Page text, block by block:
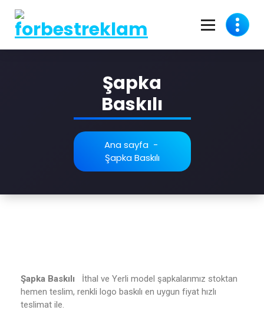
Şapka
Baskılı
Ana sayfa-
Şapka Baskılı
Şapka Baskılı İthal ve Yerli model şapkalarımız stoktan
hemen teslim, renkli logo baskılı en uygun fiyat hızlı
teslimat ile.